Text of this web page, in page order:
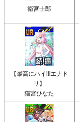
衛宮士郎
【最高にハイ!!!エナド
リ】
猫宮ひなた